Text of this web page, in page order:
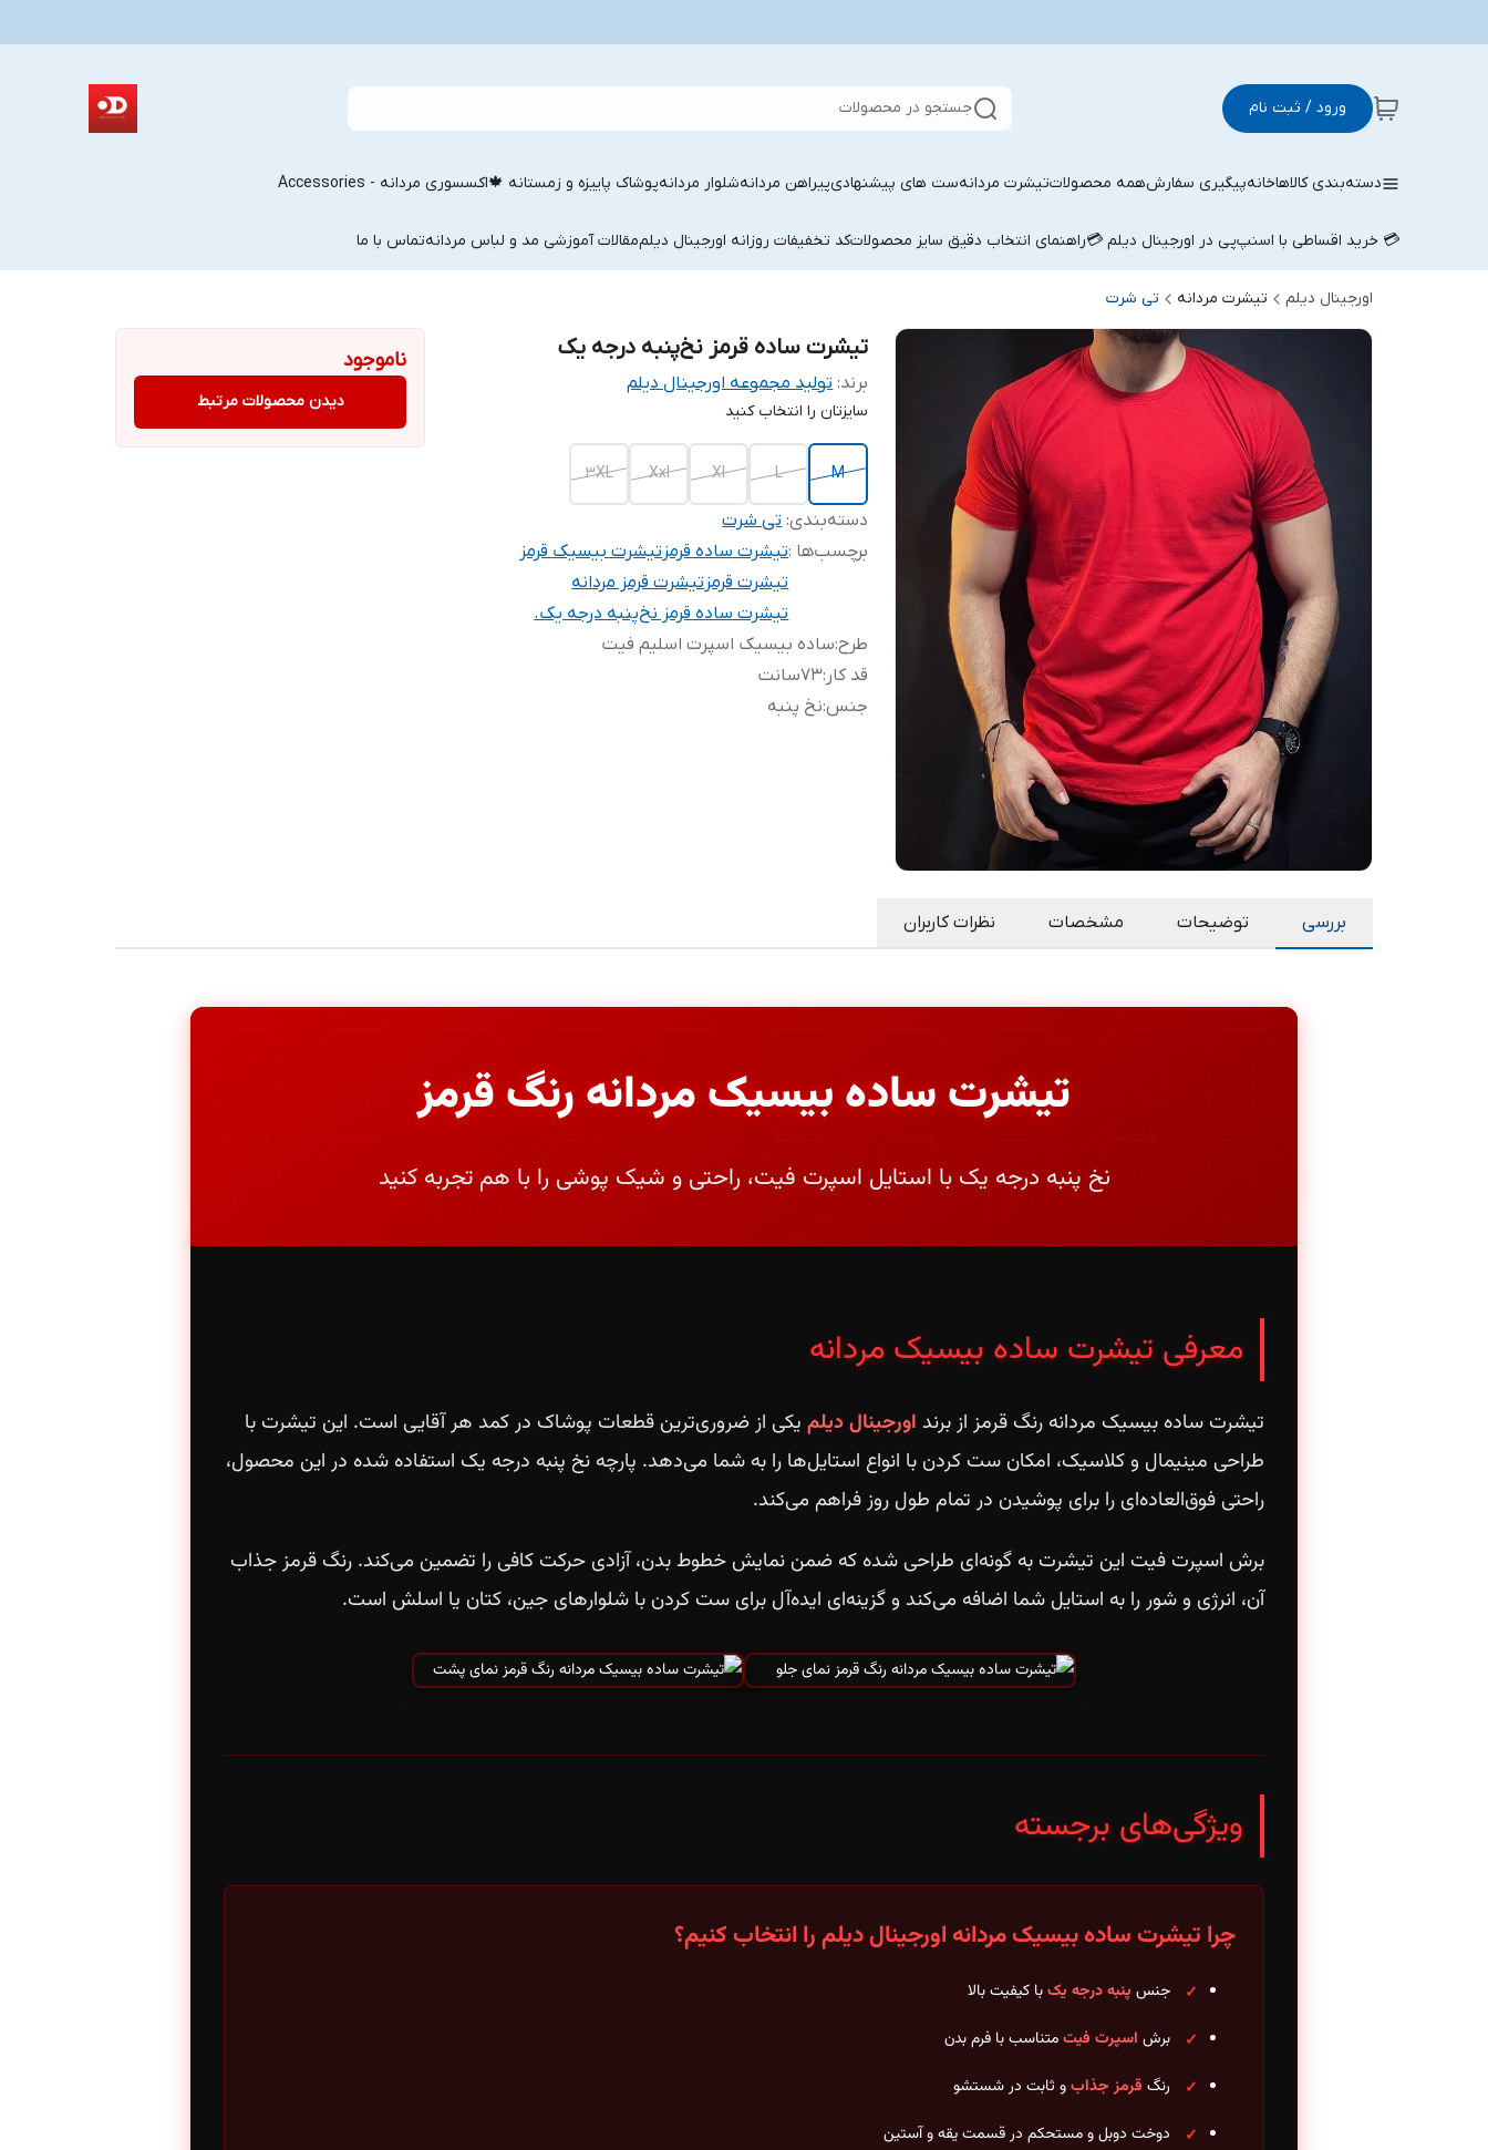
ورود / ثبت نام جستجو در محصولات
دسته‌بندی کالاهاخانهپیگیری سفارشهمه محصولاتتیشرت مردانهست های پیشنهادیپیراهن مردانهشلوار مردانهپوشاک پاییزه و زمستانه 🍁اکسسوری مردانه - Accessories
💳 خرید اقساطی با اسنپ‌پی در اورجینال دیلم 💳راهنمای انتخاب دقیق سایز محصولاتکد تخفیفات روزانه اورجینال دیلممقالات آموزشی مد و لباس مردانهتماس با ما
اورجینال دیلم تیشرت مردانه تی شرت
تیشرت ساده قرمز نخ‌پنبه درجه یک
برند: تولید مجموعه اورجینال دیلم
سایزتان را انتخاب کنید
M
L
Xl
Xxl
3XL
دسته‌بندی:تی شرت
برچسب‌ها :تیشرت ساده قرمزتیشرت بیسیک قرمز
تیشرت قرمزتیشرت قرمز مردانه
تیشرت ساده قرمز نخ‌پنبه درجه یک.
طرح:ساده بیسیک اسپرت اسلیم فیت
قد کار :73سانت
جنس:نخ پنبه
ناموجود
دیدن محصولات مرتبط
بررسی توضیحات مشخصات نظرات کاربران
تیشرت ساده بیسیک مردانه رنگ قرمز
نخ پنبه درجه یک با استایل اسپرت فیت، راحتی و شیک پوشی را با هم تجربه کنید
معرفی تیشرت ساده بیسیک مردانه
تیشرت ساده بیسیک مردانه رنگ قرمز از برند اورجینال دیلم یکی از ضروری‌ترین قطعات پوشاک در کمد هر آقایی است. این تیشرت با
طراحی مینیمال و کلاسیک، امکان ست کردن با انواع استایل‌ها را به شما می‌دهد. پارچه نخ پنبه درجه یک استفاده شده در این محصول،
راحتی فوق‌العاده‌ای را برای پوشیدن در تمام طول روز فراهم می‌کند.
برش اسپرت فیت این تیشرت به گونه‌ای طراحی شده که ضمن نمایش خطوط بدن، آزادی حرکت کافی را تضمین می‌کند. رنگ قرمز جذاب
آن، انرژی و شور را به استایل شما اضافه می‌کند و گزینه‌ای ایده‌آل برای ست کردن با شلوارهای جین، کتان یا اسلش است.
ویژگی‌های برجسته
چرا تیشرت ساده بیسیک مردانه اورجینال دیلم را انتخاب کنیم؟
جنس پنبه درجه یکبا کیفیت بالا
برش اسپرت فیتمتناسب با فرم بدن
رنگ قرمز جذابو ثابت در شستشو
دوخت دوبل و مستحکم در قسمت یقه و آستین